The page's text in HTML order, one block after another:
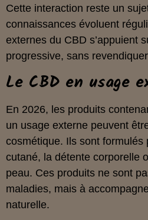
Cette interaction reste un
connaissances évoluent
externes du CBD s’appuient
progressive, sans
Le CBD en usage
En 2026, les produits
un usage externe peuvent
cosmétique. Ils sont formulés
cutané, la détente corporelle
peau. Ces produits ne sont
maladies, mais à
naturelle.